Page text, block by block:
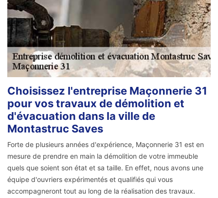
Choisissez l'entreprise Maçonnerie 31
pour vos travaux de démolition et
d'évacuation dans la ville de
Montastruc Saves
Forte de plusieurs années d'expérience, Maçonnerie 31 est en
mesure de prendre en main la démolition de votre immeuble
quels que soient son état et sa taille. En effet, nous avons une
équipe d'ouvriers expérimentés et qualifiés qui vous
accompagneront tout au long de la réalisation des travaux.